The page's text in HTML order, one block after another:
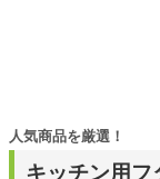
キッチン用フ
人気商品を厳選！